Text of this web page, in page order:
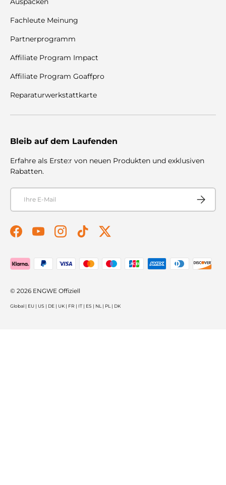
Fachleute Meinung
Partnerprogramm
Affiliate Program Impact
Affiliate Program Goaffpro
Reparaturwerkstattkarte
Bleib auf dem Laufenden
Erfahre als Erste:r von neuen Produkten und exklusiven
Rabatten.
E-Mail
FacebookYouTubeInstagramTikTokTwitter
Zahlungsmethoden akzeptiert
© 2026 ENGWE Offiziell
Global | EU | US | DE | UK | FR | IT | ES | NL | PL | DK